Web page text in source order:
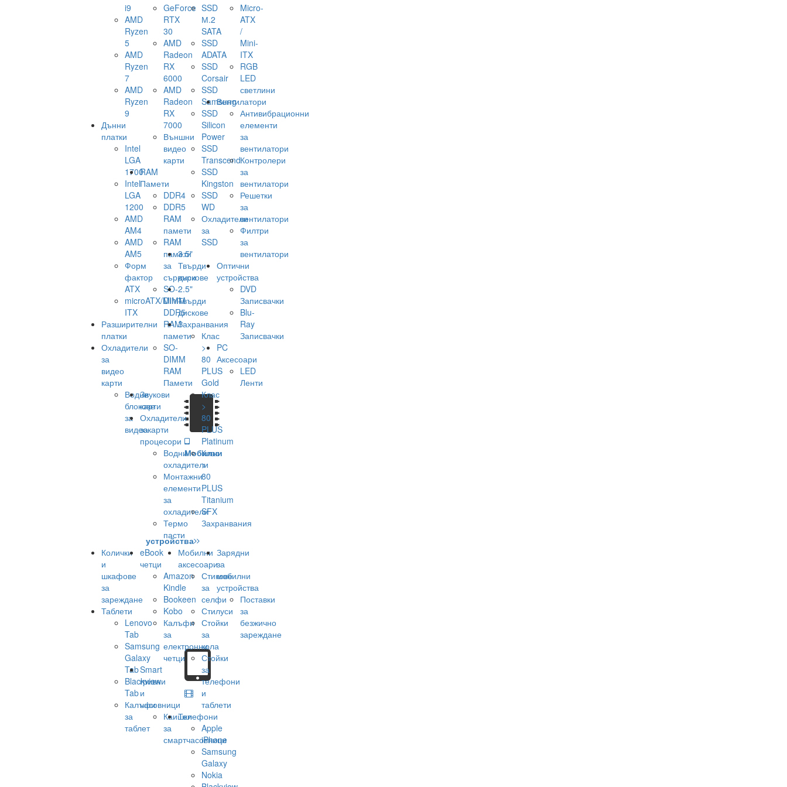
i9
AMD
Ryzen
5
AMD
Ryzen
7
AMD
Ryzen
9
Дънни
платки
Intel
LGA
1700
Intel
LGA
1200
AMD
AM4
AMD
AM5
Форм
фактор
ATX
microATX/Mini-
ITX
Разширителни
платки
Охладители
за
видео
карти
Водни
блокове
за
видеокарти
GeForce
RTX
30
AMD
Radeon
RX
6000
AMD
Radeon
RX
7000
Външни
видео
карти
RAM
Памети
DDR4
DDR5
RAM
памети
RAM
памети
за
сървъри
SO-
DIMM
DDR5
RAM
памети
SO-
DIMM
RAM
Памети
Звукови
карти
Охладители
за
процесори
Водни
охладители
Монтажни
елементи
за
охладители
Термо
пасти
SSD
М.2
SATA
SSD
ADATA
SSD
Corsair
SSD
Samsung
SSD
Silicon
Power
SSD
Transcend
SSD
Kingston
SSD
WD
Охладители
за
SSD
3.5"
Твърди
дискове
2.5"
Твърди
дискове
Захранвания
Клас
>
80
PLUS
Gold
Клас
>
80
PLUS
Platinum
Клас
>
80
PLUS
Titanium
SFX
Захранвания
Micro-
ATX
/
Mini-
ITX
RGB
LED
светлини
Вентилатори
Антивибрационни
елементи
за
вентилатори
Контролери
за
вентилатори
Решетки
за
вентилатори
Филтри
за
вентилатори
Оптични
устройства
DVD
Записвачки
Blu-
Ray
Записвачки
PC
Аксесоари
LED
Ленти
Мобилни
устройства
Колички
и
шкафове
за
зареждане
Таблети
Lenovo
Tab
Samsung
Galaxy
Tab
Blackview
Tab
Калъфи
за
таблет
eBook
четци
Amazon
Kindle
Bookeen
Kobo
Калъфи
за
електронни
четци
Smart
гривни
и
часовници
Каишки
за
смартчасовници
Мобилни
аксесоари
Стикове
за
селфи
Стилуси
Стойки
за
кола
Стойки
за
телефони
и
таблети
Телефони
Apple
iPhone
Samsung
Galaxy
Nokia
Зарядни
за
мобилни
устройства
Поставки
за
безжично
зареждане